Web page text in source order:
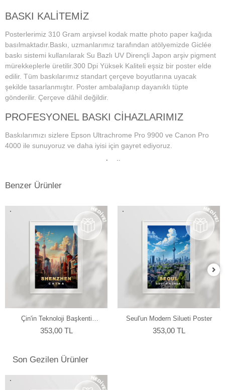
BASKI KALİTEMİZ
Posterlerimiz 310 Gram arşivsel kodak matte photo paper kağıda
basılmaktadır.Baskı, uzmanlarımız tarafından atölyemizde Giclée
baskı sistemi kullanılarak Su Bazlı UV Dirençli Japon arşiv pigment
mürekkeplerle üretilir.300 Dpi Yüksek Kaliteli eşsiz bir poster elde
edilir. Tüm baskılarımız standart çerçeve boyutlarına uyacak
şekilde tasarlanmıştır. Poster ambalajlanıp dayanıklı tüpte
gönderilir. Çerçeve dâhil değildir.
PROFESYONEL BASKI CİHAZLARIMIZ
Baskılarımızı sizlere Epson Ultrachrome Pro 9900 ve Canon Pro
4000 ile sunuyoruz ve daha iyisi için gayret ediyoruz.
istenilen baskı sonuçların alınmasında en önemli konu, ekran renk
kalibrasyonunun tam ve doğru bir şekilde yapılmış olmasına
bağlıdır. Bu da profesyonel monitör kullanımını gerektirmektedir.
Kullanmış olduğumuz Eizo monitörlerde düzenli aralıklarla renk
kalibrasyonu yapılmakta ve ekrandaki fotoğraf renkleri baskıda en
doğru şekilde çıkmaktadır. Ayrıca kullandığımız tüm kağıtlarımız için
en hassas ve eşsiz renk profillerini atölyemizde kendimiz
yapmaktayız.
Benzer Ürünler
Çin'in Teknoloji Başkenti
Shenzhen Poster
353,00 TL
Seul'un Modern Silueti Poster
353,00 TL
Son Gezilen Ürünler